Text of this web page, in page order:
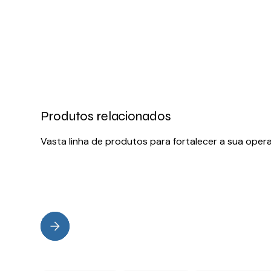
Produtos relacionados
Vasta linha de produtos para fortalecer a sua